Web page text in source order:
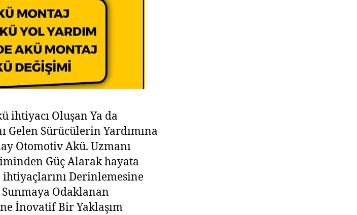
ihtiyacı Oluşan Ya da
Gelen Sürücülerin Yardımına
Otomotiv Akü. Uzmanı
Güç Alarak hayata
Derinlemesine
Odaklanan
İnovatif Bir Yaklaşım